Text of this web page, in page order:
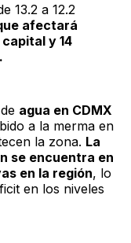
13.2 a 12.2
afectará
y 14
agua en CDMX
a la merma en
la zona. La
se encuentra en
en la región, lo
en los niveles